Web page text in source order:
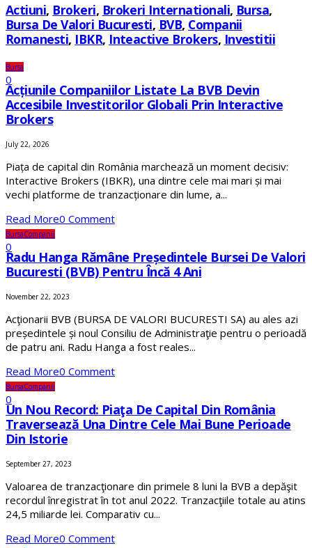
Actiuni, Brokeri, Brokeri Internationali, Bursa,
Bursa De Valori Bucuresti, BVB, Companii
Romanesti, IBKR, Inteactive Brokers, Investitii
Bursa
0
Acțiunile Companiilor Listate La BVB Devin
Accesibile Investitorilor Globali Prin Interactive
Brokers
July 22, 2026
Piața de capital din România marchează un moment decisiv:
Interactive Brokers (IBKR), una dintre cele mai mari și mai
vechi platforme de tranzacționare din lume, a...
Read More0 Comment
BursaCompanii
0
Radu Hanga Rămâne Președintele Bursei De Valori
Bucuresti (BVB) Pentru Încă 4 Ani
November 22, 2023
Acţionarii BVB (BURSA DE VALORI BUCURESTI SA) au ales azi
președintele și noul Consiliu de Administraţie pentru o perioadă
de patru ani. Radu Hanga a fost reales...
Read More0 Comment
BursaCompanii
0
Un Nou Record: Piaţa De Capital Din România
Traversează Una Dintre Cele Mai Bune Perioade
Din Istorie
September 27, 2023
Valoarea de tranzacţionare din primele 8 luni la BVB a depăşit
recordul înregistrat în tot anul 2022. Tranzacţiile totale au atins
24,5 miliarde lei. Comparativ cu...
Read More0 Comment